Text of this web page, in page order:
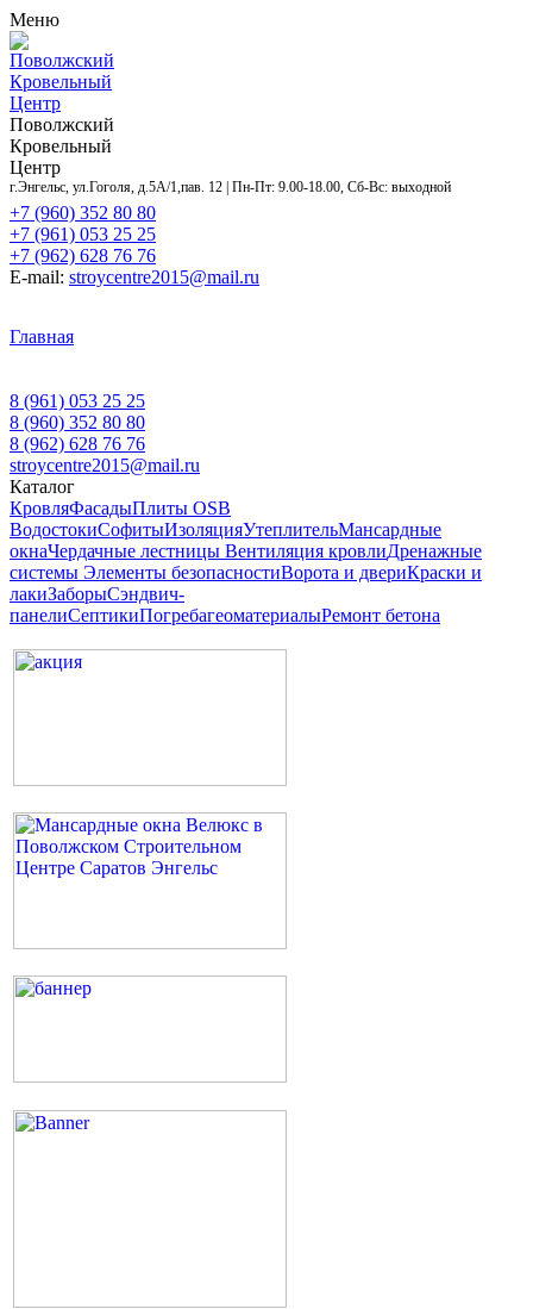
Меню
Поволжский
Кровельный
Центр
Поволжский
Кровельный
Центр
г.Энгельс, ул.Гоголя, д.5А/1,пав. 12 | Пн-Пт: 9.00-18.00, Сб-Вс: выходной
+7 (960) 352 80 80
+7 (961) 053 25 25
+7 (962) 628 76 76
E-mail: stroycentre2015@mail.ru
Главная
8 (961) 053 25 25
8 (960) 352 80 80
8 (962) 628 76 76
stroycentre2015@mail.ru
Каталог
КровляФасадыПлиты OSB
ВодостокиСофитыИзоляцияУтеплительМансардные
окнаЧердачные лестницы Вентиляция кровлиДренажные
системы Элементы безопасностиВорота и двериКраски и
лакиЗаборыСэндвич-
панелиСептикиПогребагеоматериалыРемонт бетона